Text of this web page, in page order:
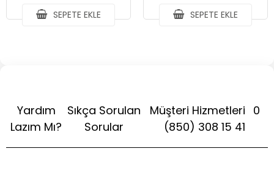
SEPETE EKLE SEPETE EKLE
Yardım
Lazım Mı?
Sıkça Sorulan
Sorular
Müşteri Hizmetleri 0
(850) 308 15 41